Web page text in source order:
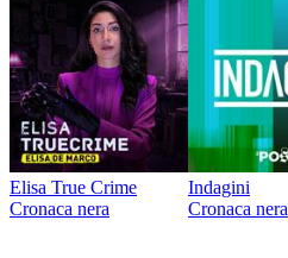
Elisa True Crime
Cronaca nera
Indagini
Cronaca nera